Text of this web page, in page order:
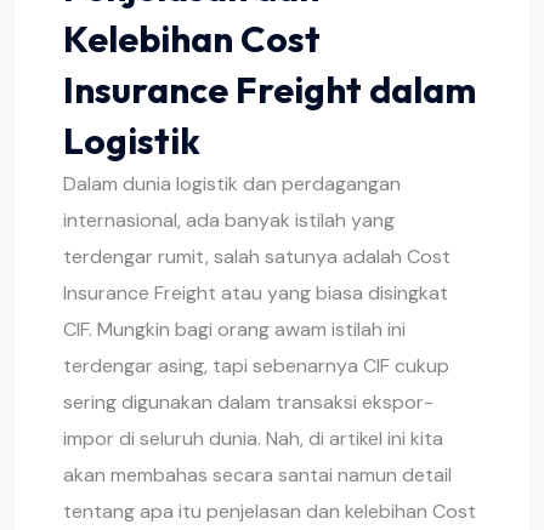
Kelebihan Cost
Insurance Freight dalam
Logistik
Dalam dunia logistik dan perdagangan
internasional, ada banyak istilah yang
terdengar rumit, salah satunya adalah Cost
Insurance Freight atau yang biasa disingkat
CIF. Mungkin bagi orang awam istilah ini
terdengar asing, tapi sebenarnya CIF cukup
sering digunakan dalam transaksi ekspor-
impor di seluruh dunia. Nah, di artikel ini kita
akan membahas secara santai namun detail
tentang apa itu penjelasan dan kelebihan Cost